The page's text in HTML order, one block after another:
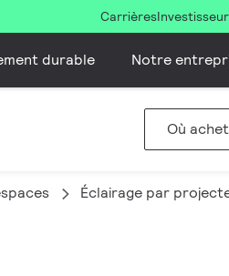
Carrières
durable Notre
Où
Éclairage par